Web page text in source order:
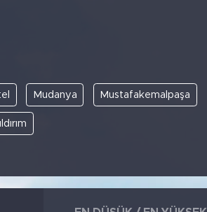
Mudanya Mustafakemalpaşa